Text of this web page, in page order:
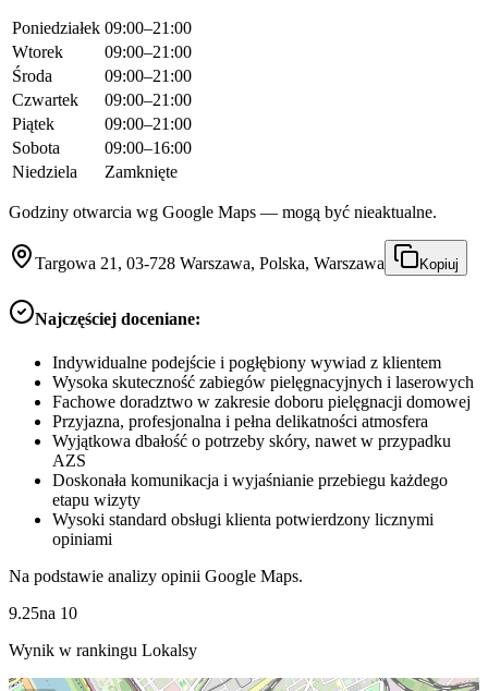
Poniedziałek 09:00–21:00
Wtorek
09:00–21:00
Środa
09:00–21:00
Czwartek
09:00–21:00
Piątek
09:00–21:00
Sobota
09:00–16:00
Niedziela
Zamknięte
Godziny otwarcia wg Google Maps — mogą być nieaktualne.
Targowa 21, 03-728 Warszawa, Polska, Warszawa Kopiuj
Najczęściej doceniane:
Indywidualne podejście i pogłębiony wywiad z klientem
Wysoka skuteczność zabiegów pielęgnacyjnych i laserowych
Fachowe doradztwo w zakresie doboru pielęgnacji domowej
Przyjazna, profesjonalna i pełna delikatności atmosfera
Wyjątkowa dbałość o potrzeby skóry, nawet w przypadku
AZS
Doskonała komunikacja i wyjaśnianie przebiegu każdego
etapu wizyty
Wysoki standard obsługi klienta potwierdzony licznymi
opiniami
Na podstawie analizy opinii Google Maps.
9.25na 10
Wynik w rankingu Lokalsy